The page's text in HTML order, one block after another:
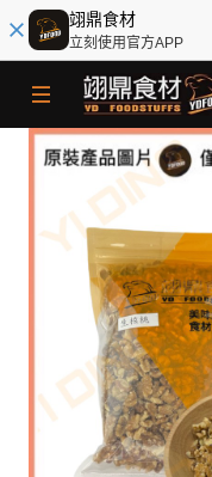
翊鼎食材
立刻使用官方APP